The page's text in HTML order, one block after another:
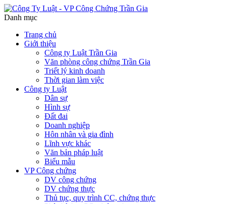
Danh mục
Trang chủ
Giới thiệu
Công ty Luật Trần Gia
Văn phòng công chứng Trần Gia
Triết lý kinh doanh
Thời gian làm việc
Công ty Luật
Dân sự
Hình sự
Đất đai
Doanh nghiệp
Hôn nhân và gia đình
Lĩnh vực khác
Văn bản pháp luật
Biểu mẫu
VP Công chứng
DV công chứng
DV chứng thực
Thủ tục, quy trình CC, chứng thực